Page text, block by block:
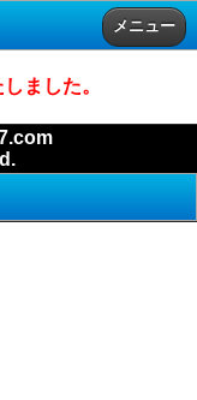
メニュー
ました。